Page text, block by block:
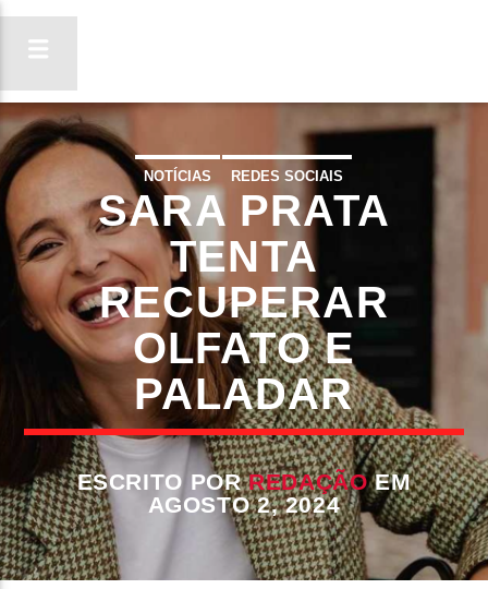
ON FM
LIGA-TE
FAIXA ATUAL
TÍTULO
NOTÍCIAS REDES SOCIAIS
SARA PRATA
TENTA
RECUPERAR
OLFATO E
PALADAR
ESCRITO PORREDAÇÃOEM
AGOSTO 2, 2024